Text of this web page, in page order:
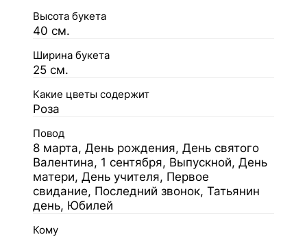
Высота букета
40 см.
Ширина букета
25 см.
Какие цветы содержит
Роза
Повод
8 марта, День рождения, День святого
Валентина, 1 сентября, Выпускной, День
матери, День учителя, Первое
свидание, Последний звонок, Татьянин
день, Юбилей
Кому